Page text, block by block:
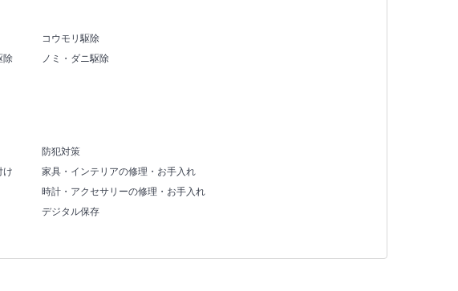
コウモリ駆除
除
ノミ・ダニ駆除
防犯対策
け
家具・インテリアの修理・お手入れ
時計・アクセサリーの修理・お手入れ
デジタル保存